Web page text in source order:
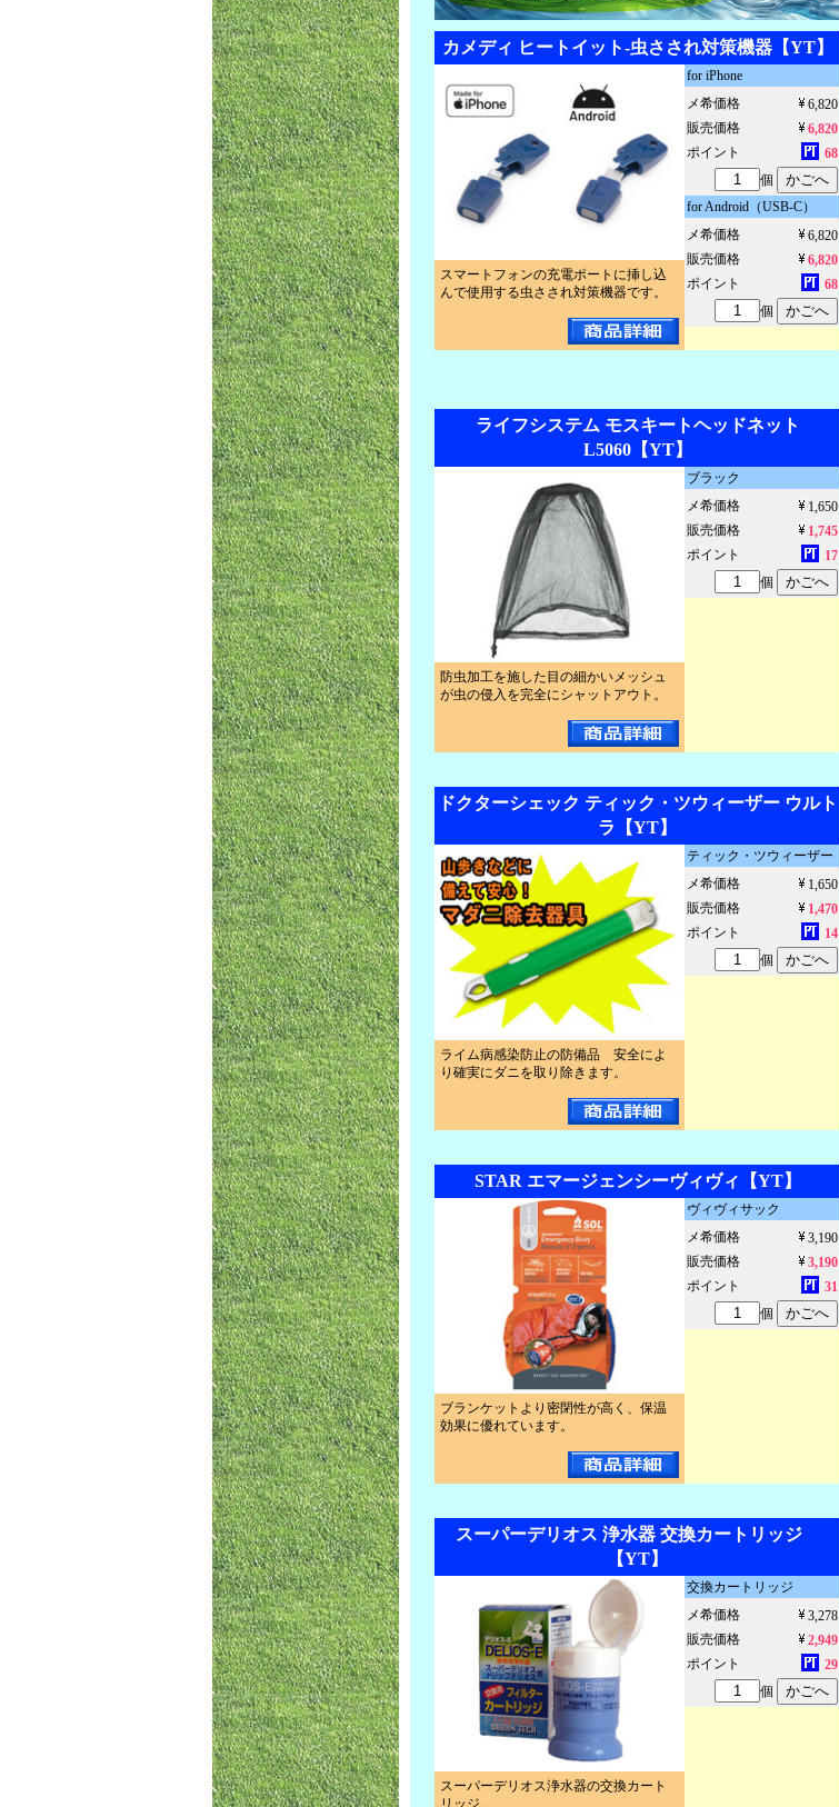
カメディ ヒートイット-虫さされ対策機器【YT】
スマートフォンの充電ポートに挿し込
んで使用する虫さされ対策機器です。
for iPhone
メ希価格
6,820
販売価格
6,820
ポイント
68
個
for Android（USB-C）
メ希価格
6,820
販売価格
6,820
ポイント
68
個
ライフシステム モスキートヘッドネット
L5060【YT】
防虫加工を施した目の細かいメッシュ
が虫の侵入を完全にシャットアウト。
ブラック
メ希価格
1,650
販売価格
1,745
ポイント
17
個
ドクターシェック ティック・ツウィーザー ウルト
ラ【YT】
ライム病感染防止の防備品 安全によ
り確実にダニを取り除きます。
ティック・ツウィーザー
メ希価格
1,650
販売価格
1,470
ポイント
14
個
STAR エマージェンシーヴィヴィ【YT】
ブランケットより密閉性が高く、保温
効果に優れています。
ヴィヴィサック
メ希価格
3,190
販売価格
3,190
ポイント
31
個
スーパーデリオス 浄水器 交換カートリッジ
【YT】
スーパーデリオス浄水器の交換カート
リッジ。
交換カートリッジ
メ希価格
3,278
販売価格
2,949
ポイント
29
個